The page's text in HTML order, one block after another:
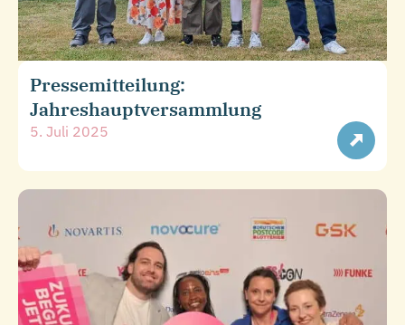
Pressemitteilung:
Jahreshauptversammlung
5. Juli 2025